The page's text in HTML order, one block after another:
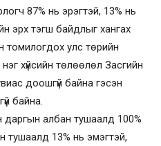
87% нь эрэгтэй, 13% нь
эрх тэгш байдлыг хангах
томилогдох улс төрийн
хүйсийн төлөөлөл Засгийн
доошгүй байна гэсэн
байна.
даргын албан тушаалд 100%
тушаалд 13% нь эмэгтэй,